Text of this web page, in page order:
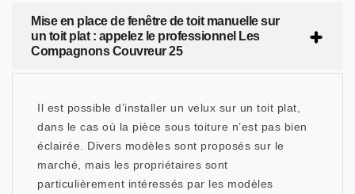
Mise en place de fenêtre de toit manuelle sur
un toit plat : appelez le professionnel Les
Compagnons Couvreur 25
Il est possible d’installer un velux sur un toit plat,
dans le cas où la pièce sous toiture n’est pas bien
éclairée. Divers modèles sont proposés sur le
marché, mais les propriétaires sont
particulièrement intéressés par les modèles